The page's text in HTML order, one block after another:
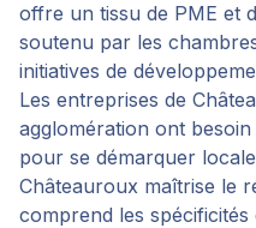
offre un tissu de PME et
soutenu par les
initiatives de
Les entreprises de
agglomération ont
pour se démarquer
Châteauroux maîtrise le
comprend les